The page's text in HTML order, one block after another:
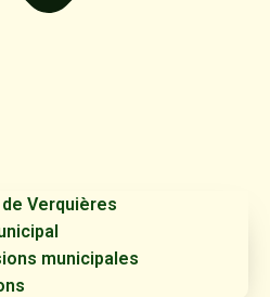
Verquières
municipales